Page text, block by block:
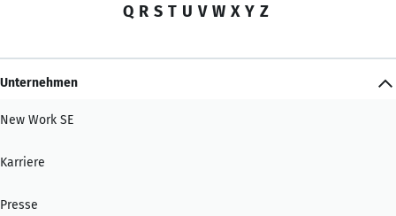
Q R S T U V W X Y Z
Unternehmen
New Work SE
Karriere
Presse